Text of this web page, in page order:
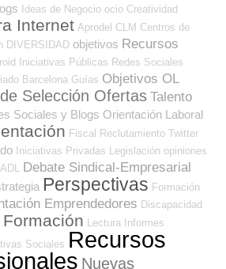
Ideas de Negocio ocio Creatividad
Internet Aprodel CLM Centros de
DIVERSIDAD objetivos Recursos
Iniciativas Públicas Redes Sociales
Barcelona Guías Objetivos OL
Selección Ofertas Talento
Sociales y Blogs Orientación Laboral
Fiscal Reclutamiento Twitter
Iniciativas Privadas Legislación opiniones
Debate Sindical-Empresarial
Perspectivas Formación
Emprendedores Discapacidad
Formación Lectura Informes
Sociales Recursos
Nuevas